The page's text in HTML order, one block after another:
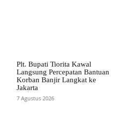
Plt. Bupati Tiorita Kawal
Langsung Percepatan Bantuan
Korban Banjir Langkat ke
Jakarta
7 Agustus 2026